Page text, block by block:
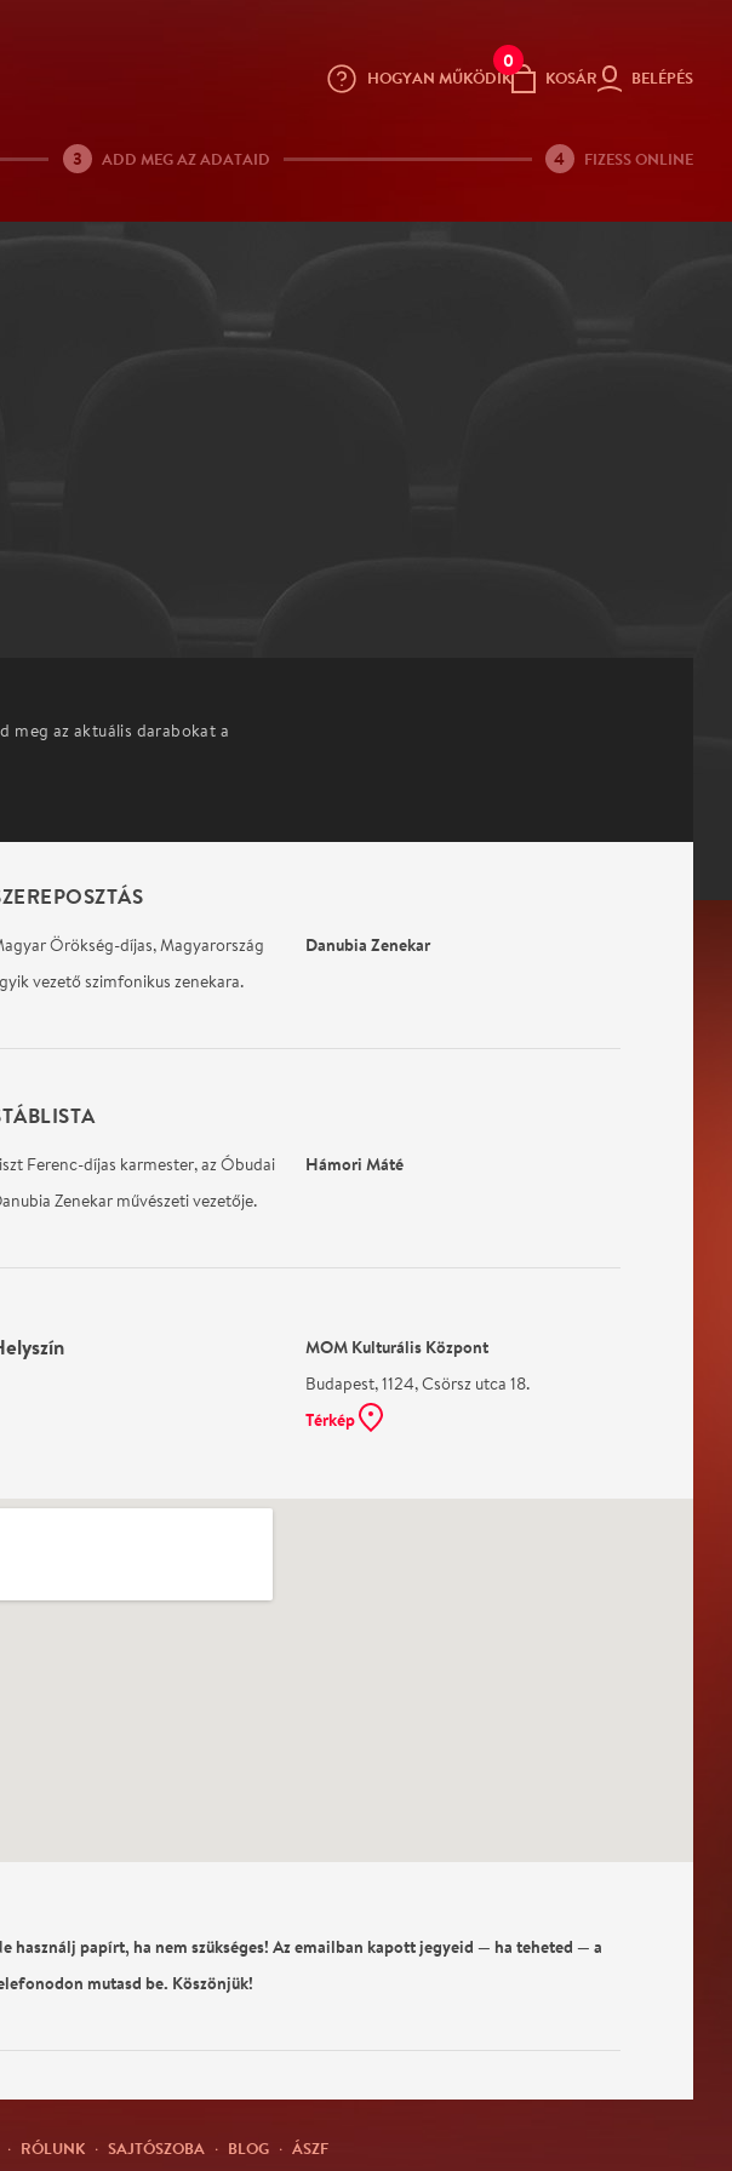
HOGYAN MŰKÖDIK
0
KOSÁR BELÉPÉS
3 ADD MEG AZ ADATAID 4 FIZESS ONLINE
meg az aktuális darabokat a
Örökség-díjas, Magyarország
vezető szimfonikus zenekara.
Danubia Zenekar
Ferenc-díjas karmester, az Óbudai
Zenekar művészeti vezetője.
Hámori Máté
MOM Kulturális Központ
Budapest, 1124, Csörsz utca 18.
Térkép
használj papírt, ha nem szükséges! Az emailban kapott jegyeid — ha teheted — a
mutasd be. Köszönjük!
· RÓLUNK · SAJTÓSZOBA · BLOG · ÁSZF